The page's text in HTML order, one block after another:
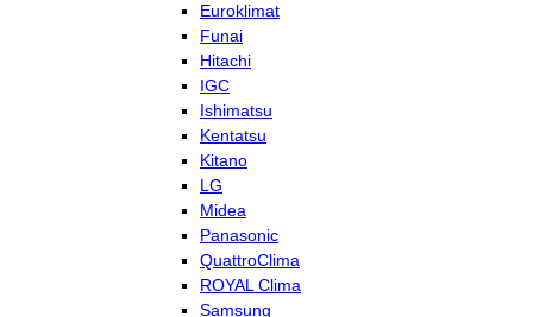
Euroklimat
Funai
Hitachi
IGC
Ishimatsu
Kentatsu
Kitano
LG
Midea
Panasonic
QuattroClima
ROYAL Clima
Samsung